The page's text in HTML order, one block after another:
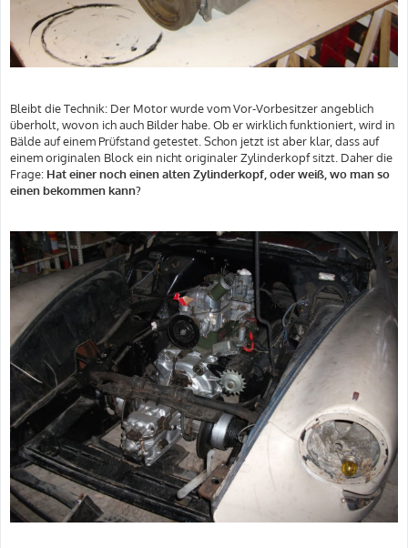
Bleibt die Technik: Der Motor wurde vom Vor-Vorbesitzer angeblich
überholt, wovon ich auch Bilder habe. Ob er wirklich funktioniert, wird in
Bälde auf einem Prüfstand getestet. Schon jetzt ist aber klar, dass auf
einem originalen Block ein nicht originaler Zylinderkopf sitzt. Daher die
Frage: Hat einer noch einen alten Zylinderkopf, oder weiß, wo man so
einen bekommen kann?